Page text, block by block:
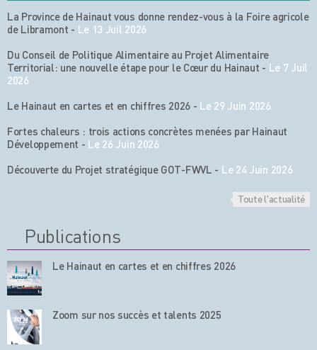
La Province de Hainaut vous donne rendez-vous à la Foire agricole
de Libramont - Le 13 Juil 2026
Du Conseil de Politique Alimentaire au Projet Alimentaire
Territorial: une nouvelle étape pour le Cœur du Hainaut - Le 7 Juil
2026
Le Hainaut en cartes et en chiffres 2026 - Le 29 Juin 2026
Fortes chaleurs : trois actions concrètes menées par Hainaut
Développement - Le 26 Juin 2026
Découverte du Projet stratégique GOT-FWVL - Le 24 Juin 2026
Toute l'actualité
Publications
Le Hainaut en cartes et en chiffres 2026
Zoom sur nos succès et talents 2025